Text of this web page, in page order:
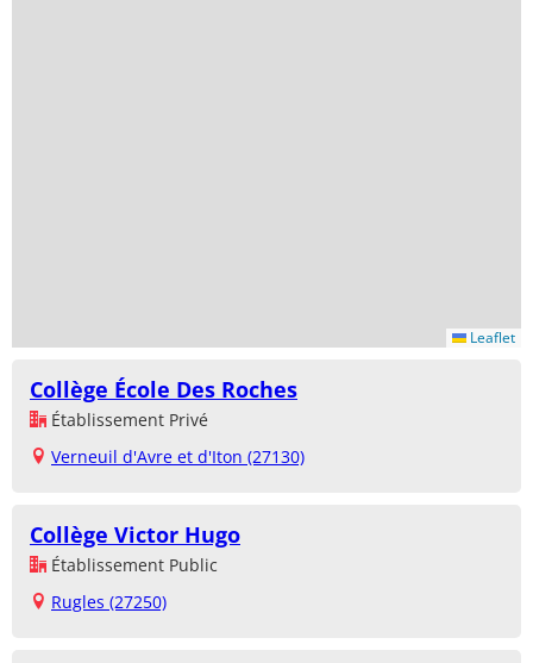
Leaflet
Collège École Des Roches
Établissement Privé
Verneuil d'Avre et d'Iton (27130)
Collège Victor Hugo
Établissement Public
Rugles (27250)